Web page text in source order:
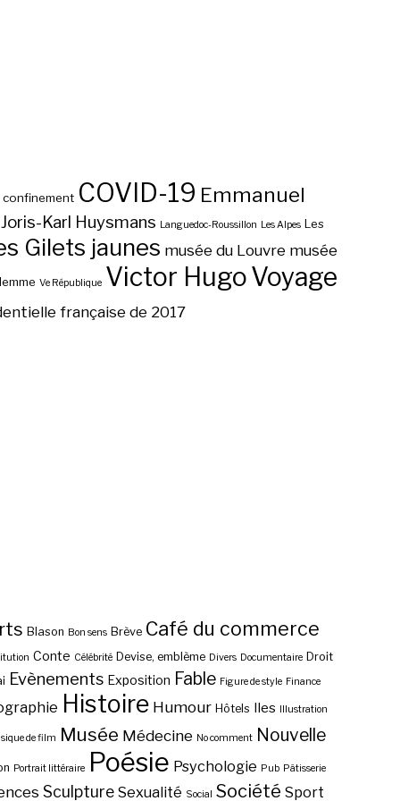
confinement COVID-19 Emmanuel
Joris-Karl Huysmans Languedoc-Roussillon Les Alpes Les
Gilets jaunes musée du Louvre musée
Ve République Victor HugoVoyage
française de 2017
Blason Bon sens Brève Café du commerce
Conte Célébrité Devise, emblème Divers Documentaire Droit
Evènements Exposition Fable Figure de style Finance
Histoire Humour Hôtels Iles Illustration
de film Musée Médecine No comment Nouvelle
Portrait littéraire Poésie Psychologie Pub Pâtisserie
Sculpture Sexualité Social Société Sport